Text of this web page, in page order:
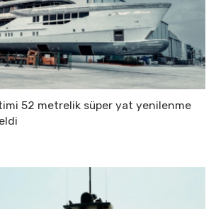
52 metrelik süper yat yenilenme